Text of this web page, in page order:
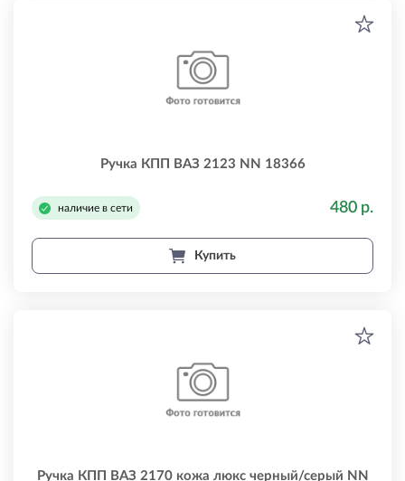
Ручка КПП ВАЗ 2123 NN 18366
наличие в сети 480 р.
Купить
Ручка КПП ВАЗ 2170 кожа люкс черный/серый NN